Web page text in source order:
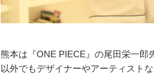
熊本は『ONE PIECE』の尾田栄一郎
以外でもデザイナーやアーティスト